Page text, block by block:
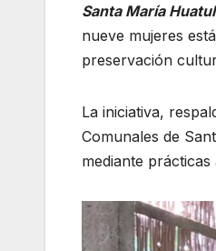
Santa María
nueve mujeres
preservación
La iniciativa,
Comunales de
mediante